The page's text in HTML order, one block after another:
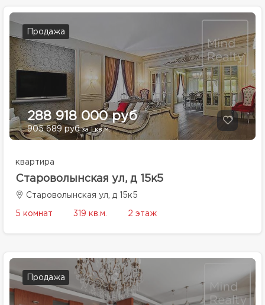
Продажа
288 918 000 руб
905 689 рубза 1 кв.м.
квартира
Староволынская ул, д 15к5
Староволынская ул, д 15к5
5 комнат 319 кв.м. 2 этаж
Продажа